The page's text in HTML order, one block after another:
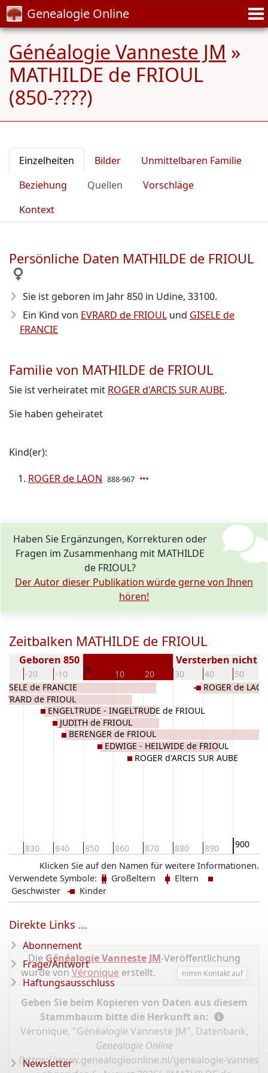
Genealogie Online
Généalogie Vanneste JM »
MATHILDE de FRIOUL
(850-????)
Einzelheiten Bilder
Unmittelbaren Familie
Beziehung
Quellen
Vorschläge
Kontext
Persönliche Daten MATHILDE de FRIOUL
Sie ist geboren im Jahr 850 in Udine, 33100.
Ein Kind von EVRARD de FRIOUL und GISELE de
FRANCIE
Familie von MATHILDE de FRIOUL
Sie ist verheiratet mit ROGER d'ARCIS SUR AUBE.
Sie haben geheiratet
Kind(er):
ROGER de LAON 888-967
Haben Sie Ergänzungen, Korrekturen oder
Fragen im Zusammenhang mit MATHILDE
de FRIOUL?
Der Autor dieser Publikation würde gerne von Ihnen
hören!
Zeitbalken MATHILDE de FRIOUL
-20 -10 0 10 20 30 40 50
Geboren 850 Versterben nicht
830 840 850 860 870 880 890 900
GISELE de FRANCIE
EVRARD de FRIOUL
ENGELTRUDE - INGELTRUDE de FRIOUL
JUDITH de FRIOUL
BERENGER de FRIOUL
EDWIGE - HEILWIDE de FRIOUL
ROGER d'ARCIS SUR AUBE
ROGER de
Klicken Sie auf den Namen für weitere Informationen.
Verwendete Symbole:
Großeltern
Eltern
Geschwister
Kinder
Die Généalogie Vanneste JM-Veröffentlichung
wurde von Véronique erstellt. nimm Kontakt auf
Geben Sie beim Kopieren von Daten aus diesem
Stammbaum bitte die Herkunft an:
Véronique, "Généalogie Vanneste JM", Datenbank,
Genealogie Online
(https://www.genealogieonline.nl/genealogie-
Direkte Links ...
Abonnement
Frage/Antwort
Haftungsausschluss
Newsletter